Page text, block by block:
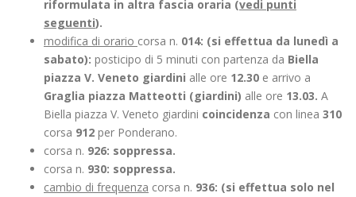
riformulata in altra fascia oraria (vedi punti
seguenti).
modifica di orario corsa n. 014: (si effettua da lunedì a
sabato): posticipo di 5 minuti con partenza da Biella
piazza V. Veneto giardini alle ore 12.30 e arrivo a
Graglia piazza Matteotti (giardini) alle ore 13.03. A
Biella piazza V. Veneto giardini coincidenza con linea 310
corsa 912 per Ponderano.
corsa n. 926: soppressa.
corsa n. 930: soppressa.
cambio di frequenza corsa n. 936: (si effettua solo nel